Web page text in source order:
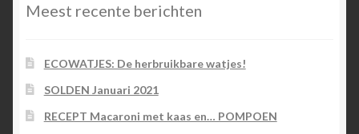
Meest recente berichten
ECOWATJES: De herbruikbare watjes!
SOLDEN Januari 2021
RECEPT Macaroni met kaas en… POMPOEN